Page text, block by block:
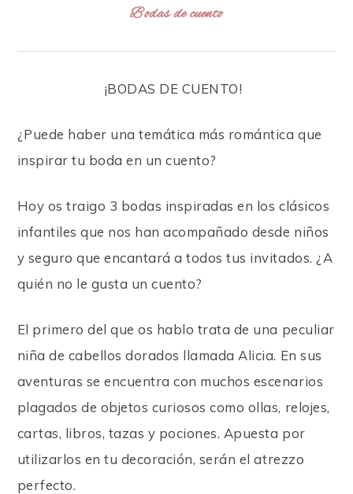
Bodas de cuento
¡BODAS DE CUENTO!
¿Puede haber una temática más romántica que
inspirar tu boda en un cuento?
Hoy os traigo 3 bodas inspiradas en los clásicos
infantiles que nos han acompañado desde niños
y seguro que encantará a todos tus invitados. ¿A
quién no le gusta un cuento?
El primero del que os hablo trata de una peculiar
niña de cabellos dorados llamada Alicia. En sus
aventuras se encuentra con muchos escenarios
plagados de objetos curiosos como ollas, relojes,
cartas, libros, tazas y pociones. Apuesta por
utilizarlos en tu decoración, serán el atrezzo
perfecto.